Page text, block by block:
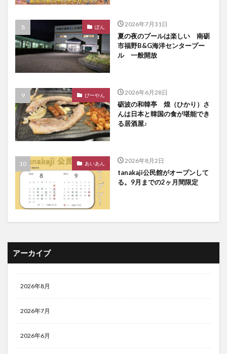
ぽん 2026年7月31日
夏の夜のプールは楽しい 南砺
市福野B&G海洋センタープー
ル 一般開放
びーやん 2026年6月28日
砺波の和韓亭 煌（ひかり）さ
んは日本と韓国の食が堪能でき
る居酒屋♪
あいあん 2026年8月2日
tanakaji公民館がオープンして
る。9月までの2ヶ月間限定
アーカイブ
2026年8月
2026年7月
2026年6月